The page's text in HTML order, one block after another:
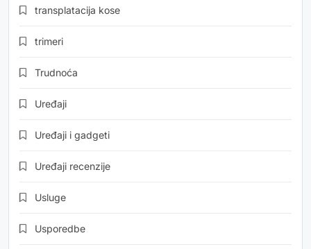
transplatacija kose
trimeri
Trudnoća
Uređaji
Uređaji i gadgeti
Uređaji recenzije
Usluge
Usporedbe